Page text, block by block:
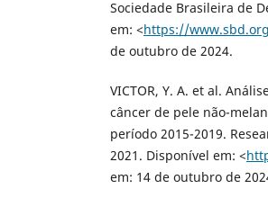
Sociedade Brasileira de
em: <https://
de outubro de 2024.
VICTOR, Y. A. et al.
câncer de pele não-
período 2015-2019.
2021. Disponível em: <
em: 14 de outubro de